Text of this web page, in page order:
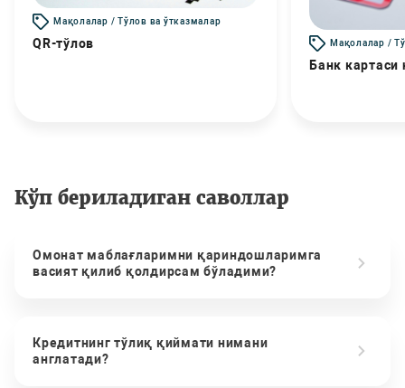
Мақолалар / Тўлов ва ўтказмалар
QR-тўлов Мақолалар /
Банк картаси
Кўп бериладиган саволлар
Омонат маблағларимни қариндошларимга
васият қилиб қолдирсам бўладими?
Кредитнинг тўлиқ қиймати нимани
англатади?